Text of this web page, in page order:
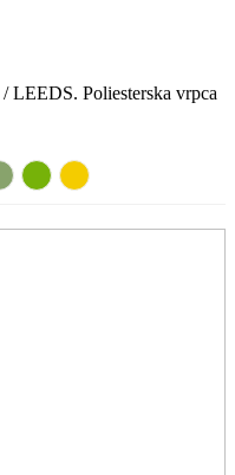
/ LEEDS. Poliesterska vrpca